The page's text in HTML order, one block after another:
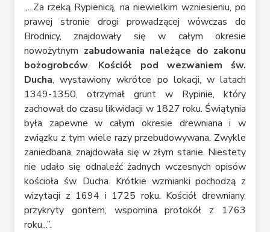
„...Za rzeką Rypienicą, na niewielkim wzniesieniu, po
prawej stronie drogi prowadzącej wówczas do
Brodnicy, znajdowały się w całym okresie
nowożytnym zabudowania należące do zakonu
bożogrobców. Kościół pod wezwaniem św.
Ducha, wystawiony wkrótce po lokacji, w latach
1349-1350, otrzymał grunt w Rypinie, który
zachował do czasu likwidacji w 1827 roku. Świątynia
była zapewne w całym okresie drewniana i w
związku z tym wiele razy przebudowywana. Zwykle
zaniedbana, znajdowała się w złym stanie. Niestety
nie udało się odnaleźć żadnych wczesnych opisów
kościoła św. Ducha. Krótkie wzmianki pochodzą z
wizytacji z 1694 i 1725 roku. Kościół drewniany,
przykryty gontem, wspomina protokół z 1763
roku...”.